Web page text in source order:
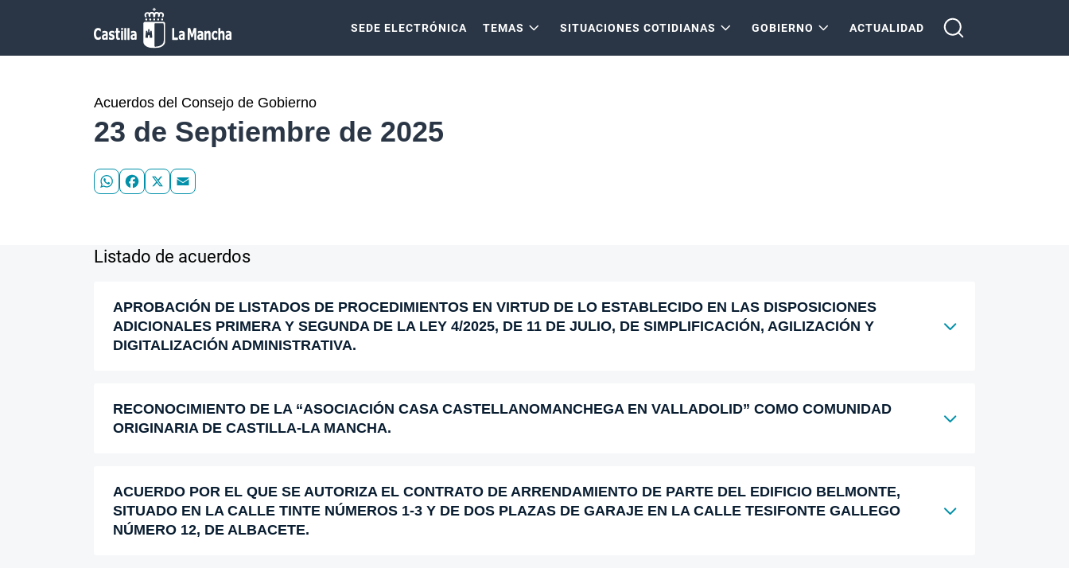
Pasar al contenido principal
SEDE ELECTRÓNICA TEMAS SITUACIONES COTIDIANAS GOBIERNO ACTUALIDAD
Acuerdos del Consejo de Gobierno
23 de Septiembre de 2025
WhatsApp
Facebook
X
Listado de acuerdos
APROBACIÓN DE LISTADOS DE PROCEDIMIENTOS EN VIRTUD DE LO ESTABLECIDO EN LAS DISPOSICIONES
ADICIONALES PRIMERA Y SEGUNDA DE LA LEY 4/2025, DE 11 DE JULIO, DE SIMPLIFICACIÓN, AGILIZACIÓN Y
DIGITALIZACIÓN ADMINISTRATIVA.
RECONOCIMIENTO DE LA “ASOCIACIÓN CASA CASTELLANOMANCHEGA EN VALLADOLID” COMO COMUNIDAD
ORIGINARIA DE CASTILLA-LA MANCHA.
ACUERDO POR EL QUE SE AUTORIZA EL CONTRATO DE ARRENDAMIENTO DE PARTE DEL EDIFICIO BELMONTE,
SITUADO EN LA CALLE TINTE NÚMEROS 1-3 Y DE DOS PLAZAS DE GARAJE EN LA CALLE TESIFONTE GALLEGO
NÚMERO 12, DE ALBACETE.